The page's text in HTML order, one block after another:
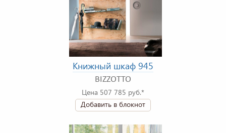
Книжный шкаф 945
BIZZOTTO
Цена 507 785 руб.*
Добавить в блокнот